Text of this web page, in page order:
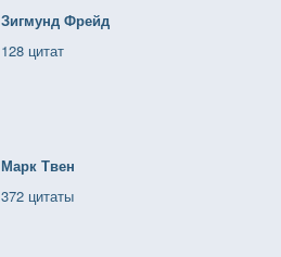
Зигмунд Фрейд
128 цитат
Марк Твен
372 цитаты